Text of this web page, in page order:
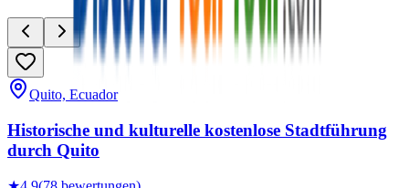
Quito, Ecuador
Historische und kulturelle kostenlose Stadtführung
durch Quito